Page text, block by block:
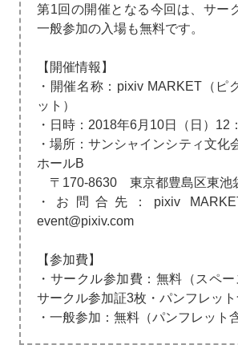
第1回の開催となる今回は、サー
一般参加の入場も無料です。
【開催情報】
・開催名称：pixiv MARKET（
ット）
・日時：2018年6月10日（日）
・場所：サンシャインシティ文化
ホールB
〒170-8630 東京都豊島区東池
・お問合先：pixiv
event@pixiv.com
【参加費】
・サークル参加費：無料（スペー
サークル参加証3枚・パンフレット
・一般参加：無料（パンフレット